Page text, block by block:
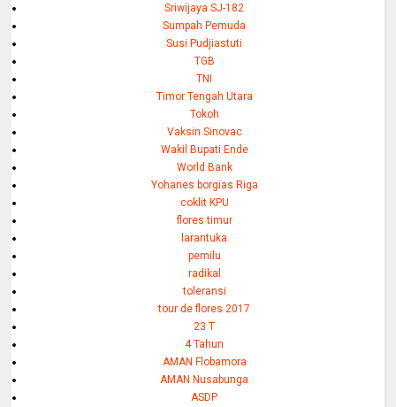
Sriwijaya SJ-182
Sumpah Pemuda
Susi Pudjiastuti
TGB
TNI
Timor Tengah Utara
Tokoh
Vaksin Sinovac
Wakil Bupati Ende
World Bank
Yohanes borgias Riga
coklit KPU
flores timur
larantuka
pemilu
radikal
toleransi
tour de flores 2017
23 T
4 Tahun
AMAN Flobamora
AMAN Nusabunga
ASDP